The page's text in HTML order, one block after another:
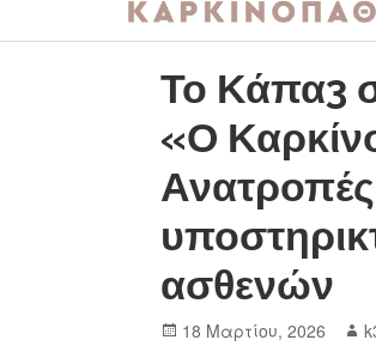
K3
ΚΕΝΤΡΟ ΚΑΘΟΔΗΓΗΣΗΣ
Το Κάπα3
«Ο
ασθενών
18 Μαρτίου, 2026